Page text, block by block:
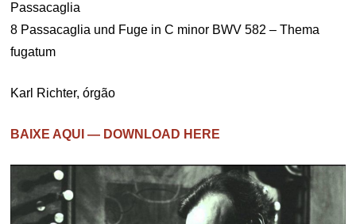
Passacaglia
8 Passacaglia und Fuge in C minor BWV 582 – Thema
fugatum
Karl Richter, órgão
BAIXE AQUI — DOWNLOAD HERE